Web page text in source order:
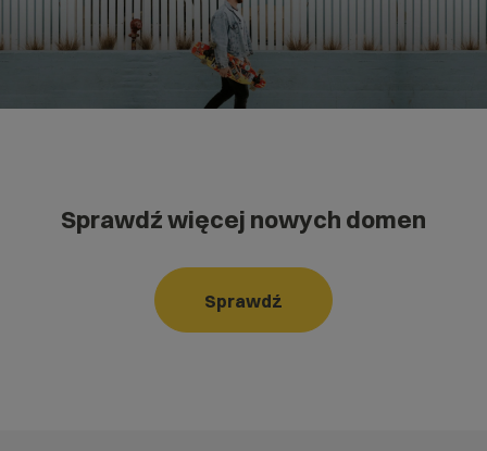
Sprawdź więcej nowych domen
Sprawdź